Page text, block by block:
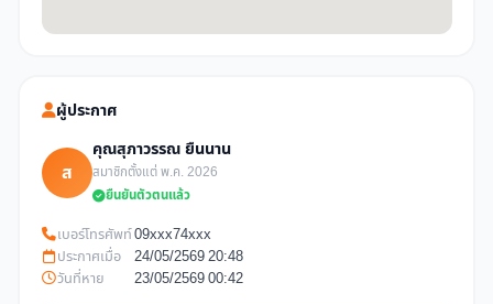
ผู้ประกาศ
ส
คุณสุภาวรรณ ยืนนาน
สมาชิกตั้งแต่ พ.ค. 2026
ยืนยันตัวตนแล้ว
เบอร์โทรศัพท์09xxx74xxx
ประกาศเมื่อ
24/05/2569 20:48
วันที่หาย
23/05/2569 00:42